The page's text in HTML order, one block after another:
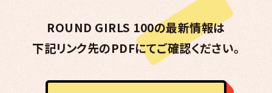
ROUND GIRLS 100の最新情報は
下記リンク先のPDFにてご確認ください。